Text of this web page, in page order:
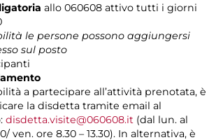
allo 060608 attivo tutti i giorni
le persone possono aggiungersi
sul posto
a partecipare all’attività prenotata, è
la disdetta tramite email al
disdetta.visite@060608.it (dal lun. al
ven. ore 8.30 – 13.30). In alternativa, è